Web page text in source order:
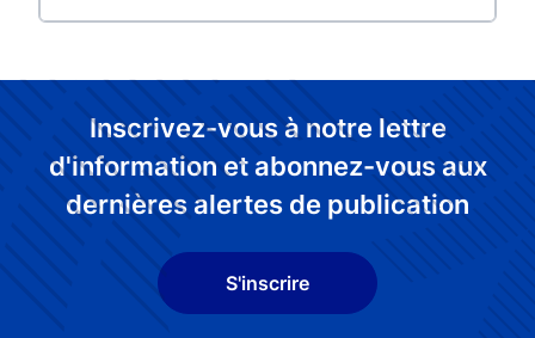
Inscrivez-vous à notre lettre
d'information et abonnez-vous aux
dernières alertes de publication
S'inscrire